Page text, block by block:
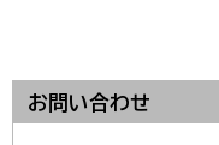
お問い合わせ